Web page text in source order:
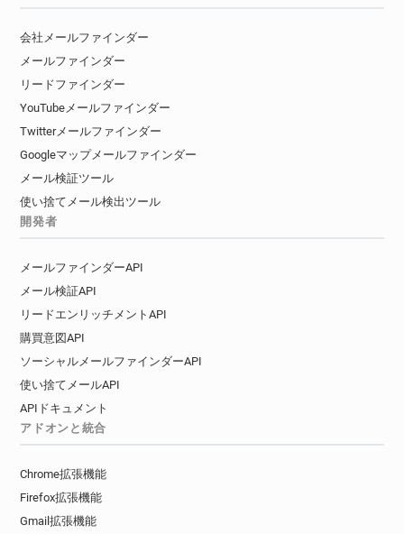
会社メールファインダー
メールファインダー
リードファインダー
YouTubeメールファインダー
Twitterメールファインダー
Googleマップメールファインダー
メール検証ツール
使い捨てメール検出ツール
開発者
メールファインダーAPI
メール検証API
リードエンリッチメントAPI
購買意図API
ソーシャルメールファインダーAPI
使い捨てメールAPI
APIドキュメント
アドオンと統合
Chrome拡張機能
Firefox拡張機能
Gmail拡張機能